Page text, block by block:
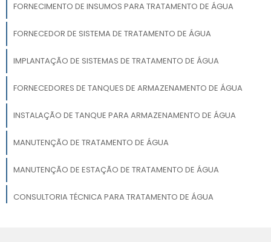
FORNECIMENTO DE INSUMOS PARA TRATAMENTO DE ÁGUA
FORNECEDOR DE SISTEMA DE TRATAMENTO DE ÁGUA
IMPLANTAÇÃO DE SISTEMAS DE TRATAMENTO DE ÁGUA
FORNECEDORES DE TANQUES DE ARMAZENAMENTO DE ÁGUA
INSTALAÇÃO DE TANQUE PARA ARMAZENAMENTO DE ÁGUA
MANUTENÇÃO DE TRATAMENTO DE ÁGUA
MANUTENÇÃO DE ESTAÇÃO DE TRATAMENTO DE ÁGUA
CONSULTORIA TÉCNICA PARA TRATAMENTO DE ÁGUA